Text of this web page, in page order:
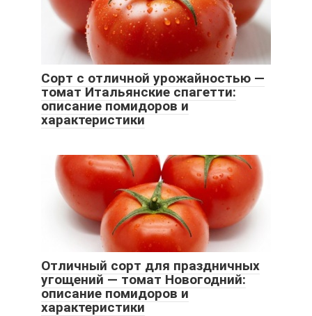
Сорт с отличной урожайностью —
томат Итальянские спагетти:
описание помидоров и
характеристики
Отличный сорт для праздничных
угощений — томат Новогодний:
описание помидоров и
характеристики